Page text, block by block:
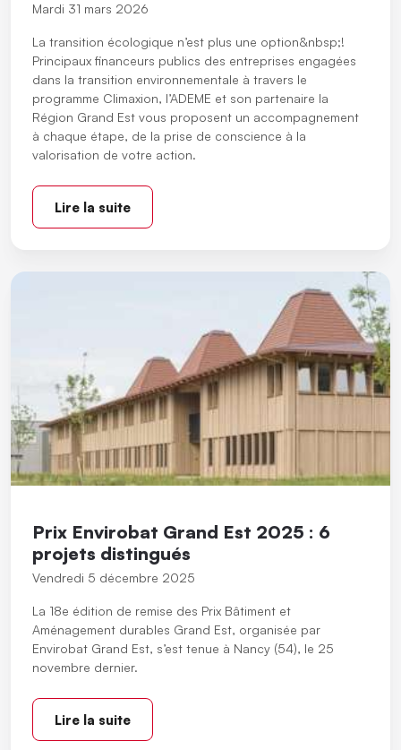
Mardi 31 mars 2026
La transition écologique n’est plus une option&nbsp;!
Principaux financeurs publics des entreprises engagées
dans la transition environnementale à travers le
programme Climaxion, l’ADEME et son partenaire la
Région Grand Est vous proposent un accompagnement
à chaque étape, de la prise de conscience à la
valorisation de votre action.
Lire la suite
Prix Envirobat Grand Est 2025 : 6
projets distingués
Vendredi 5 décembre 2025
La 18e édition de remise des Prix Bâtiment et
Aménagement durables Grand Est, organisée par
Envirobat Grand Est, s’est tenue à Nancy (54), le 25
novembre dernier.
Lire la suite